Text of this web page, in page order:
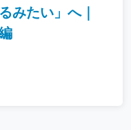
みたい」へ｜